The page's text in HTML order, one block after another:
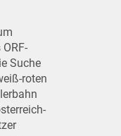
Suche
roten